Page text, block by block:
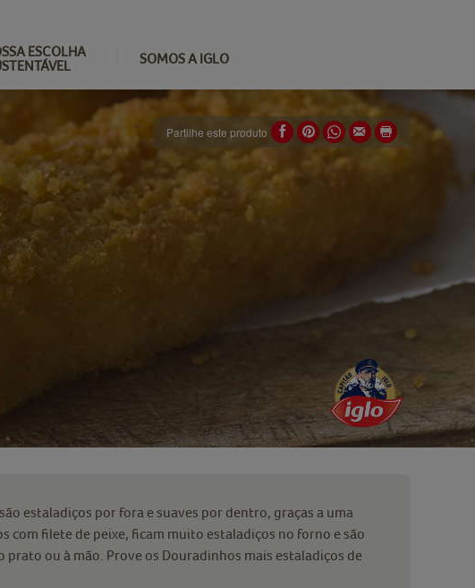
ESCOLHA
SOMOS A IGLO
Partilhe este produto
são estaladiços por fora e suaves por dentro, graças a uma
com filete de peixe, ficam muito estaladiços no forno e são
ou à mão. Prove os Douradinhos mais estaladiços de